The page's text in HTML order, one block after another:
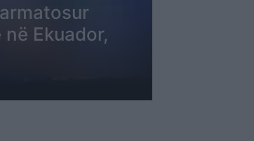
Ekuador,